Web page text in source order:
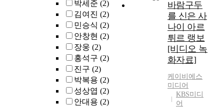
박세준 (2)
김여진 (2)
민승식 (2)
안창현 (2)
장웅 (2)
홍석구 (2)
진구 (2)
박복용 (2)
성상엽 (2)
안대용 (2)
바람구두
를 신은 사
나이 아르
튀르 랭보
[비디오 녹
화자료]
케이비에스
미디어
KBS미디
어